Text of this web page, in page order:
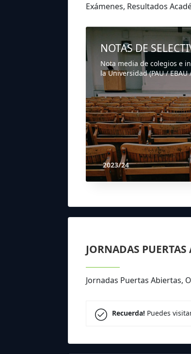
Exámenes, Resultados
NOTAS DE
Nota media de colegios e
la Universidad (PAU / EBAU
2023/24
JORNADAS PUERTAS
Jornadas Puertas Abiertas,
Recuerda!Puedes